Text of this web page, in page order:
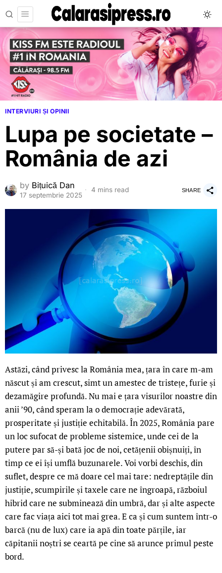
INTERVIURI ȘI OPINII
Lupa pe societate –
România de azi
by Bițuică Dan
17 septembrie 2025
4 mins read SHARE
Astăzi, când privesc la România mea, țara în care m-am
născut și am crescut, simt un amestec de tristețe, furie și
dezamăgire profundă. Nu mai e țara visurilor noastre din
anii ’90, când speram la o democrație adevărată,
prosperitate și justiție echitabilă. În 2025, România pare
un loc sufocat de probleme sistemice, unde cei de la
putere par să-și bată joc de noi, cetățenii obișnuiți, în
timp ce ei își umflă buzunarele. Voi vorbi deschis, din
suflet, despre ce mă doare cel mai tare: nedreptățile din
justiție, scumpirile și taxele care ne îngroapă, războiul
hibrid care ne subminează din umbră, dar și alte aspecte
care fac viața aici tot mai grea. E ca și cum suntem într-o
barcă (nu de lux) care ia apă din toate părțile, iar
căpitanii noștri se ceartă pe cine să arunce primul peste
bord.